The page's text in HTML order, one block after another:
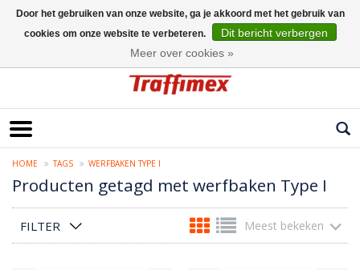
HOME TAGS WERFBAKEN TYPE I
Producten getagd met werfbaken Type I
FILTER Meest bekeken
Door het gebruiken van onze website, ga je akkoord met het gebruik van
cookies om onze website te verbeteren.
Dit bericht verbergen
Meer over cookies »